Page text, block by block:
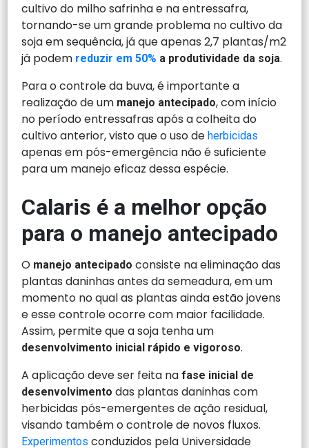
cultivo do milho safrinha e na entressafra,
tornando-se um grande problema no cultivo da
soja em sequência, já que apenas 2,7 plantas/m2
já podem reduzir em 50% a produtividade da soja.
Para o controle da buva, é importante a
realização de um manejo antecipado, com início
no período entressafras após a colheita do
cultivo anterior, visto que o uso deherbicidas
apenas em pós-emergência não é suficiente
para um manejo eficaz dessa espécie.
Calaris é a melhor opção
para o manejo antecipado
O manejo antecipado consiste na eliminação das
plantas daninhas antes da semeadura, em um
momento no qual as plantas ainda estão jovens
e esse controle ocorre com maior facilidade.
Assim, permite que a soja tenha um
desenvolvimento inicial rápido e vigoroso.
A aplicação deve ser feita nafase inicial de
desenvolvimento das plantas daninhas com
herbicidas pós-emergentes de ação residual,
visando também o controle de novos fluxos.
Experimentos conduzidos pela Universidade